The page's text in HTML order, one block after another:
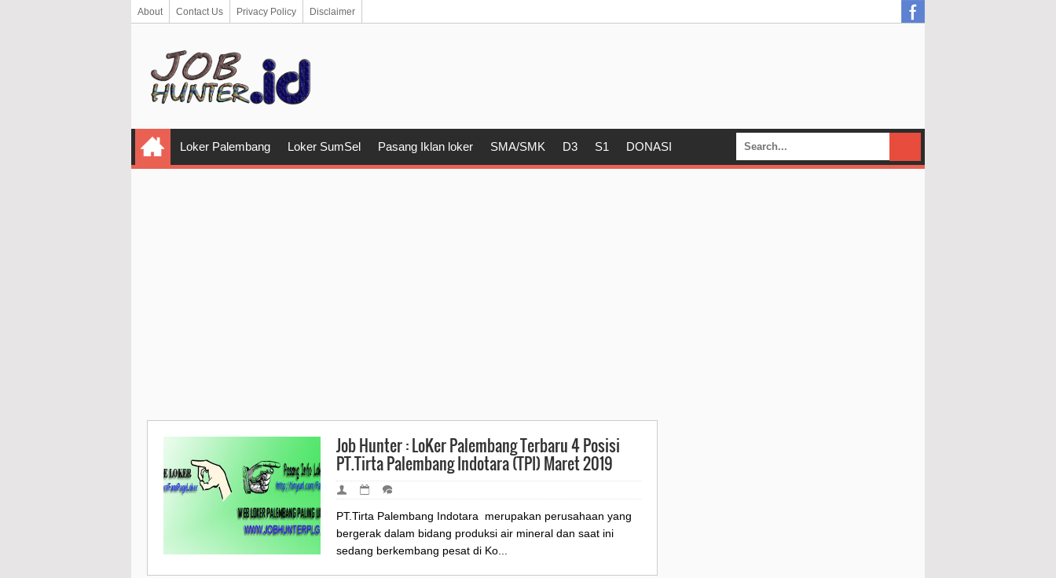
About Contact Us Privacy Policy Disclaimer
Loker Palembang Loker SumSel Pasang Iklan loker SMA/SMK D3 S1 DONASI
Job Hunter : LoKer Palembang Terbaru 4 Posisi
PT.Tirta Palembang Indotara (TPI) Maret 2019
PT.Tirta Palembang Indotara merupakan perusahaan yang
bergerak dalam bidang produksi air mineral dan saat ini
sedang berkembang pesat di Ko...